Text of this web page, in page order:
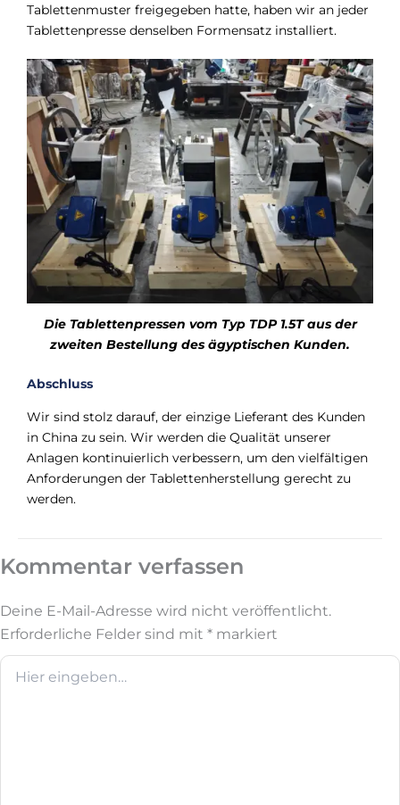
Tablettenmuster freigegeben hatte, haben wir an jeder
Tablettenpresse denselben Formensatz installiert.
Die Tablettenpressen vom Typ TDP 1.5T aus der
zweiten Bestellung des ägyptischen Kunden.
Abschluss
Wir sind stolz darauf, der einzige Lieferant des Kunden
in China zu sein. Wir werden die Qualität unserer
Anlagen kontinuierlich verbessern, um den vielfältigen
Anforderungen der Tablettenherstellung gerecht zu
werden.
Kommentar verfassen
Deine E-Mail-Adresse wird nicht veröffentlicht.
Erforderliche Felder sind mit * markiert
Hier
eingeben…